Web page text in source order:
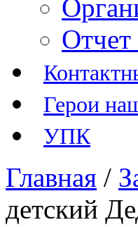
Отчет
Герои
УПК
Главная /
детский